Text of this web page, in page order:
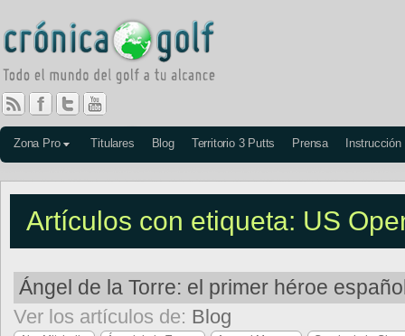
Zona Pro Titulares Blog Territorio 3 Putts Prensa Instrucción
Artículos con etiqueta: US
Ángel de la Torre: el primer héroe
Ver los artículos de: Blog